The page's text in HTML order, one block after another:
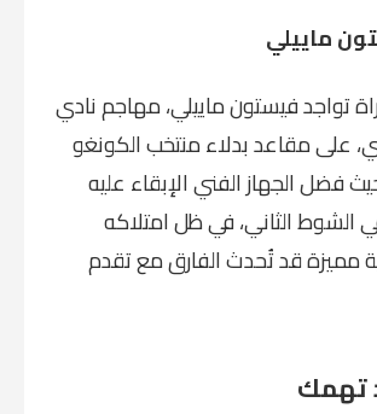
ماييلي
تواجد فيستون ماييلي، مهاجم نادي
على مقاعد بدلاء منتخب الكونغو
فضل الجهاز الفني الإبقاء عليه
الشوط الثاني، في ظل امتلاكه
مميزة قد تُحدث الفارق مع تقدم
تهمك